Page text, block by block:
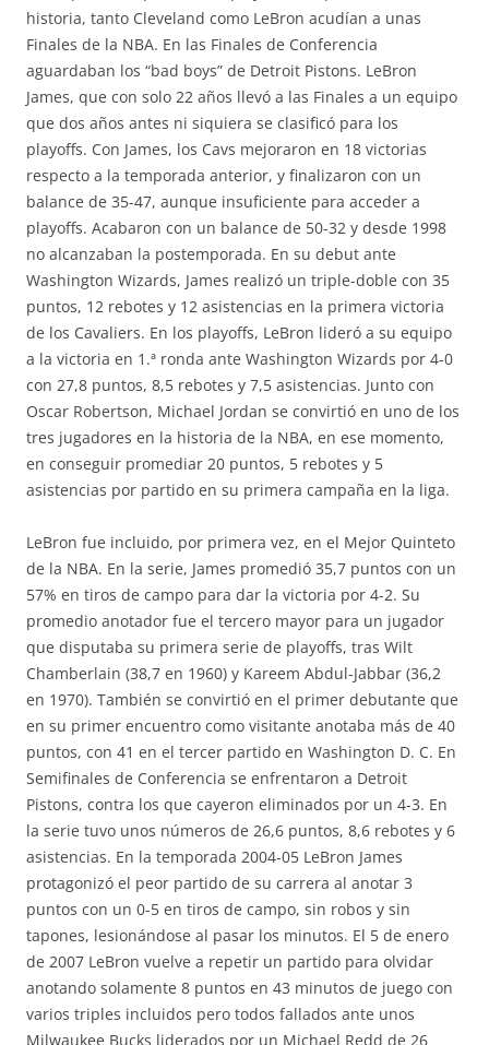
historia, tanto Cleveland como LeBron acudían a unas
Finales de la NBA. En las Finales de Conferencia
aguardaban los “bad boys” de Detroit Pistons. LeBron
James, que con solo 22 años llevó a las Finales a un equipo
que dos años antes ni siquiera se clasificó para los
playoffs. Con James, los Cavs mejoraron en 18 victorias
respecto a la temporada anterior, y finalizaron con un
balance de 35-47, aunque insuficiente para acceder a
playoffs. Acabaron con un balance de 50-32 y desde 1998
no alcanzaban la postemporada. En su debut ante
Washington Wizards, James realizó un triple-doble con 35
puntos, 12 rebotes y 12 asistencias en la primera victoria
de los Cavaliers. En los playoffs, LeBron lideró a su equipo
a la victoria en 1.ª ronda ante Washington Wizards por 4-0
con 27,8 puntos, 8,5 rebotes y 7,5 asistencias. Junto con
Oscar Robertson, Michael Jordan se convirtió en uno de los
tres jugadores en la historia de la NBA, en ese momento,
en conseguir promediar 20 puntos, 5 rebotes y 5
asistencias por partido en su primera campaña en la liga.
LeBron fue incluido, por primera vez, en el Mejor Quinteto
de la NBA. En la serie, James promedió 35,7 puntos con un
57% en tiros de campo para dar la victoria por 4-2. Su
promedio anotador fue el tercero mayor para un jugador
que disputaba su primera serie de playoffs, tras Wilt
Chamberlain (38,7 en 1960) y Kareem Abdul-Jabbar (36,2
en 1970). También se convirtió en el primer debutante que
en su primer encuentro como visitante anotaba más de 40
puntos, con 41 en el tercer partido en Washington D. C. En
Semifinales de Conferencia se enfrentaron a Detroit
Pistons, contra los que cayeron eliminados por un 4-3. En
la serie tuvo unos números de 26,6 puntos, 8,6 rebotes y 6
asistencias. En la temporada 2004-05 LeBron James
protagonizó el peor partido de su carrera al anotar 3
puntos con un 0-5 en tiros de campo, sin robos y sin
tapones, lesionándose al pasar los minutos. El 5 de enero
de 2007 LeBron vuelve a repetir un partido para olvidar
anotando solamente 8 puntos en 43 minutos de juego con
varios triples incluidos pero todos fallados ante unos
Milwaukee Bucks liderados por un Michael Redd de 26